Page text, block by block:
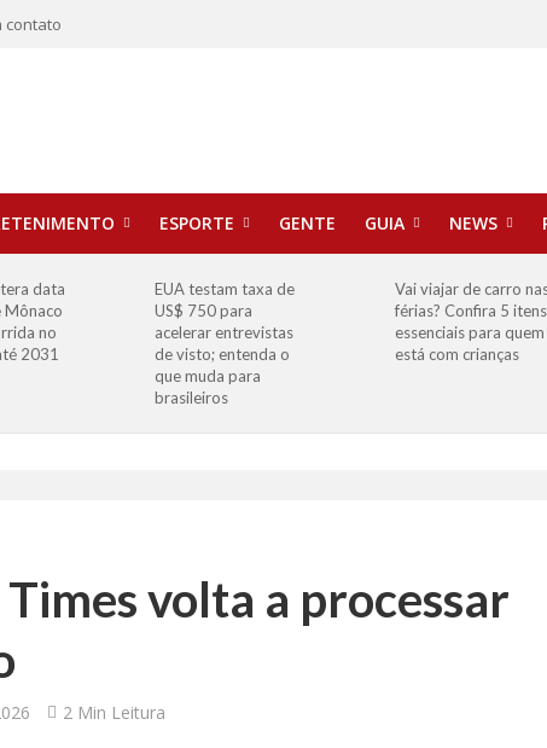
contato
ESPORTE GENTE GUIA NEWS
data
Mônaco
no
2031
EUA testam taxa de
US$ 750 para
acelerar entrevistas
de visto; entenda o
que muda para
brasileiros
Vai viajar de carro
férias? Confira 5 itens
essenciais para quem
está com crianças
volta a processar
2 Min Leitura